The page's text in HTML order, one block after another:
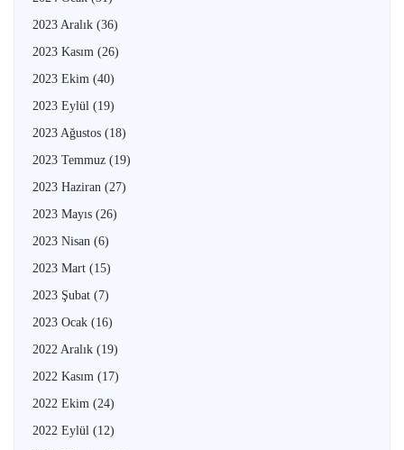
2023 Aralık (36)
2023 Kasım (26)
2023 Ekim (40)
2023 Eylül (19)
2023 Ağustos (18)
2023 Temmuz (19)
2023 Haziran (27)
2023 Mayıs (26)
2023 Nisan (6)
2023 Mart (15)
2023 Şubat (7)
2023 Ocak (16)
2022 Aralık (19)
2022 Kasım (17)
2022 Ekim (24)
2022 Eylül (12)